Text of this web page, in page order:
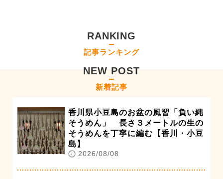
RANKING
記事ランキング
NEW POST
新着記事
香川県小豆島のお盆の風習「負い縄
そうめん」 長さ３メートルの生の
そうめんを丁寧に編む【香川・小豆
島】
2026/08/08